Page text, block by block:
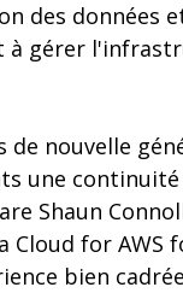
des données
à gérer
nouvelle
une
Shaun
Cloud for AWS
bien